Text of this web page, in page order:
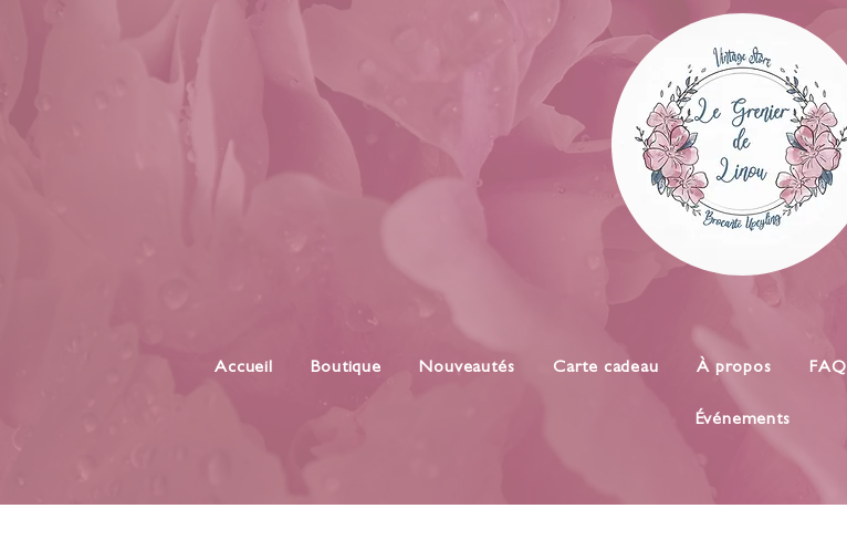
Accueil Boutique Nouveautés Carte cadeau À propos FAQ
Événements